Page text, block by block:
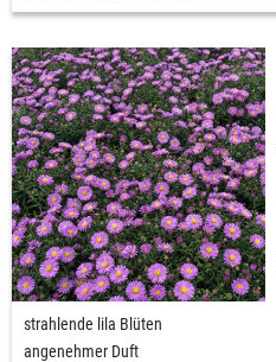
strahlende lila Blüten
angenehmer Duft